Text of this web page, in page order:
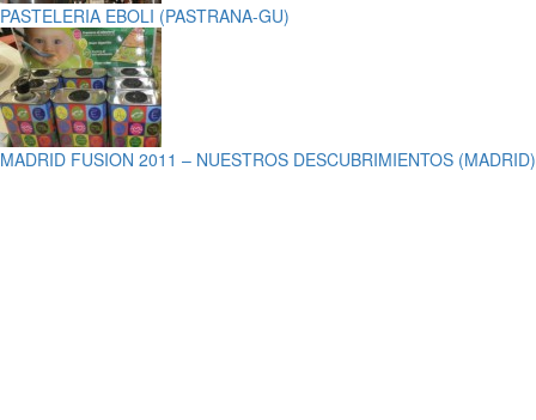
PASTELERIA EBOLI (PASTRANA-GU)
MADRID FUSION 2011 – NUESTROS DESCUBRIMIENTOS (MADRID)